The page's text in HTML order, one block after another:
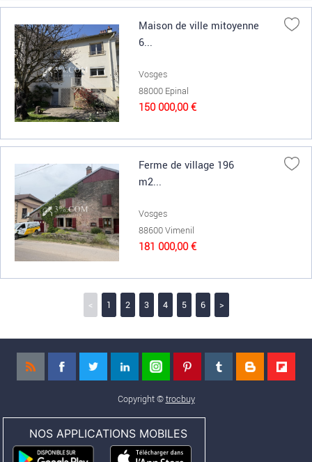
Maison de ville mitoyenne
6...
Vosges
88000 Epinal
150 000,00 €
Ferme de village 196
m2...
Vosges
88600 Vimenil
181 000,00 €
< 1 2 3 4 5 6 >
Copyright ©trocbuy
NOS APPLICATIONS MOBILES